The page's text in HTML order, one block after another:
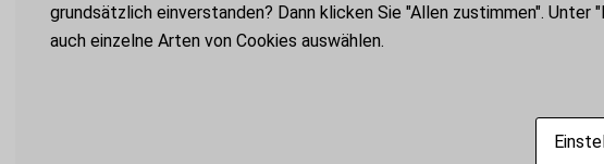
grundsätzlich einverstanden? Dann klicken Sie "Allen zustimmen". Unter
auch einzelne Arten von Cookies auswählen.